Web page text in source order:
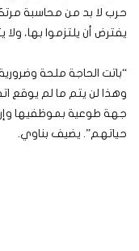
حرب لا بد من محاسبة
يفترض أن يلتزموا بها، ولا
“باتت الحاجة ملحة
وهذا لن يتم ما لم يوقع
جهة طوعية بموظفيها
حياتهم”. يضيف بناوي.